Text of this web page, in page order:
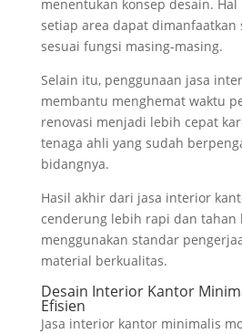
menentukan konsep desain.
setiap area dapat dimanfaatkan
sesuai fungsi masing-masing.
Selain itu, penggunaan jasa
membantu menghemat waktu
renovasi menjadi lebih cepat
tenaga ahli yang sudah
bidangnya.
Hasil akhir dari jasa interior
cenderung lebih rapi dan tahan
menggunakan standar
material berkualitas.
Desain Interior Kantor
Efisien
Jasa interior kantor minimalis